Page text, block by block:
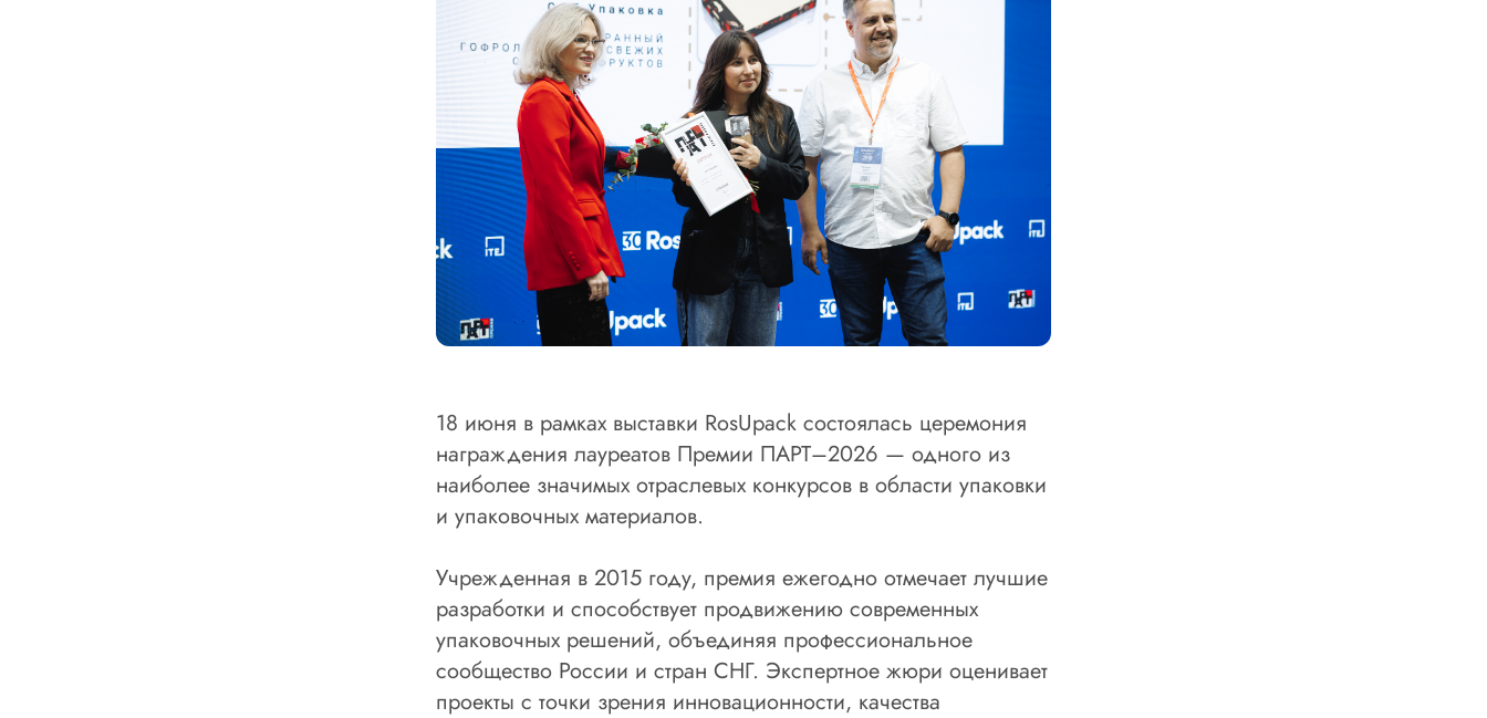
18 июня в рамках выставки RosUpack состоялась церемония
награждения лауреатов Премии ПАРТ–2026 — одного из
наиболее значимых отраслевых конкурсов в области упаковки
и упаковочных материалов.
Учрежденная в 2015 году, премия ежегодно отмечает лучшие
разработки и способствует продвижению современных
упаковочных решений, объединяя профессиональное
сообщество России и стран СНГ. Экспертное жюри оценивает
проекты с точки зрения инновационности, качества